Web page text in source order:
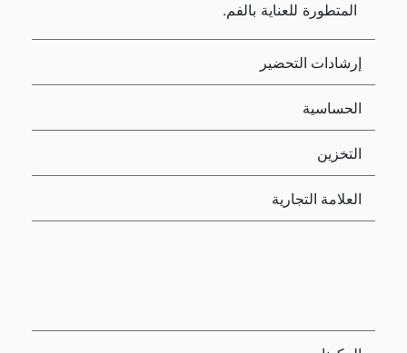
المتطورة للعناية بالفم.
إرشادات التحضير
الحساسية
التخزين
العلامة التجارية